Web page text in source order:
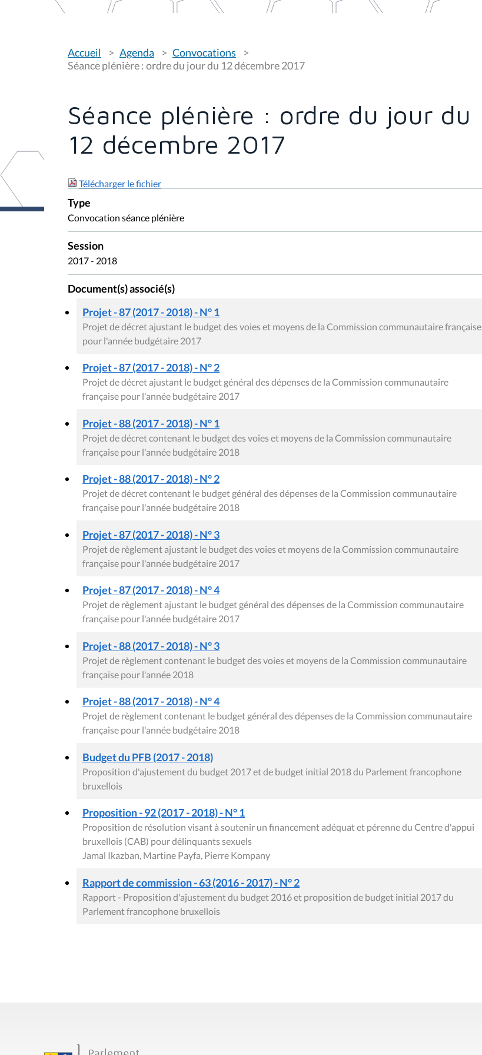
o
u
s
s
i
Accueil Agenda
Convocations
Séance plénière : ordre du jour du 12 décembre 2017
Séance plénière : ordre du jour du
12 décembre 2017
Télécharger le fichier
Type
Convocation séance plénière
Session
2017 - 2018
Document(s) associé(s)
Projet - 87 (2017 - 2018) - N° 1
Projet de décret ajustant le budget des voies et moyens de la Commission communautaire française
pour l'année budgétaire 2017
Projet - 87 (2017 - 2018) - N° 2
Projet de décret ajustant le budget général des dépenses de la Commission communautaire
française pour l'année budgétaire 2017
Projet - 88 (2017 - 2018) - N° 1
Projet de décret contenant le budget des voies et moyens de la Commission communautaire
française pour l'année budgétaire 2018
Projet - 88 (2017 - 2018) - N° 2
Projet de décret contenant le budget général des dépenses de la Commission communautaire
française pour l'année budgétaire 2018
Projet - 87 (2017 - 2018) - N° 3
Projet de règlement ajustant le budget des voies et moyens de la Commission communautaire
française pour l'année budgétaire 2017
Projet - 87 (2017 - 2018) - N° 4
Projet de règlement ajustant le budget général des dépenses de la Commission communautaire
française pour l'année budgétaire 2017
Projet - 88 (2017 - 2018) - N° 3
Projet de règlement contenant le budget des voies et moyens de la Commission communautaire
française pour l'année 2018
Projet - 88 (2017 - 2018) - N° 4
Projet de règlement contenant le budget général des dépenses de la Commission communautaire
française pour l'année budgétaire 2018
Budget du PFB (2017 - 2018)
Proposition d'ajustement du budget 2017 et de budget initial 2018 du Parlement francophone
bruxellois
Proposition - 92 (2017 - 2018) - N° 1
Proposition de résolution visant à soutenir un financement adéquat et pérenne du Centre d'appui
bruxellois (CAB) pour délinquants sexuels
Jamal Ikazban, Martine Payfa, Pierre Kompany
Rapport de commission - 63 (2016 - 2017) - N° 2
Rapport - Proposition d'ajustement du budget 2016 et proposition de budget initial 2017 du
Parlement francophone bruxellois